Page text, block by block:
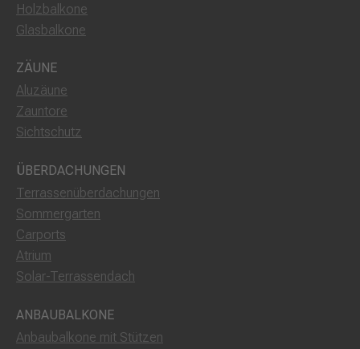
Holzbalkone
Glasbalkone
ZÄUNE
Aluzäune
Zauntore
Sichtschutz
ÜBERDACHUNGEN
Terrassenüberdachungen
Sommergarten
Carports
Atrium
Solar-Terrassendach
ANBAUBALKONE
Anbaubalkone mit Stützen